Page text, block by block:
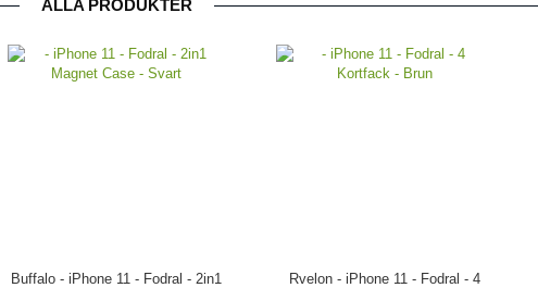
ALLA PRODUKTER
Buffalo - iPhone 11 - Fodral - 2in1
Rvelon - iPhone 11 - Fodral - 4